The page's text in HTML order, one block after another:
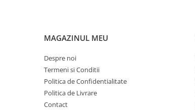
MAGAZINUL MEU
Despre noi
Termeni si Conditii
Politica de Confidentialitate
Politica de Livrare
Contact